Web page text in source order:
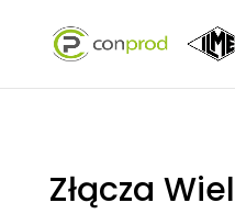
Złącza